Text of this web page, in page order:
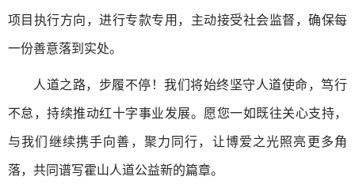
项目执行方向，进行专款专用，主动接受社会监督，确保每
一份善意落到实处。
人道之路，步履不停！我们将始终坚守人道使命，笃行
不怠，持续推动红十字事业发展。愿您一如既往关心支持，
与我们继续携手向善，聚力同行，让博爱之光照亮更多角
落，共同谱写霍山人道公益新的篇章。